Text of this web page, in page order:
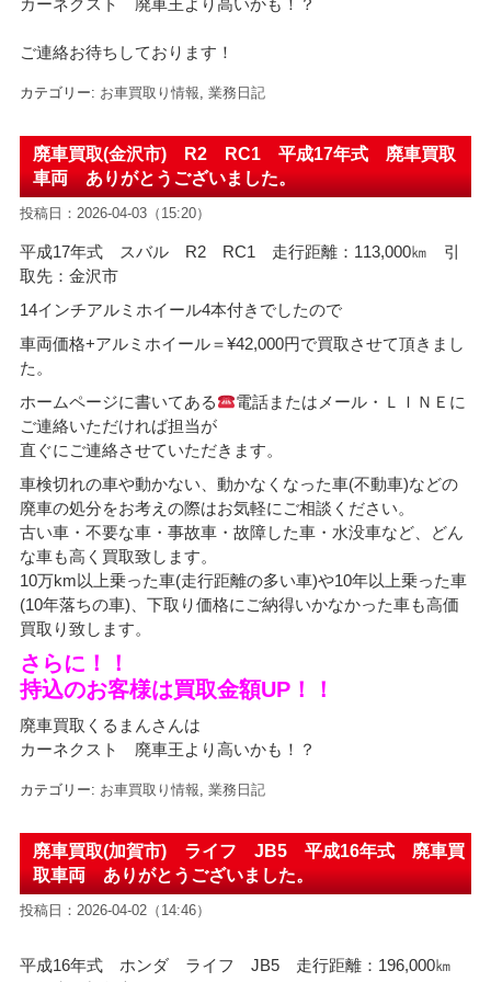
カーネクスト 廃車王より高いかも！？
ご連絡お待ちしております！
カテゴリー: お車買取り情報 業務日記
廃車買取(金沢市) R2 RC1 平成17年式 廃車買取
車両 ありがとうございました。
投稿日：2026-04-03（15:20）
平成17年式 スバル R2 RC1 走行距離：113,000㎞ 引
取先：金沢市
14インチアルミホイール4本付きでしたので
車両価格+アルミホイール＝¥42,000円で買取させて頂きまし
た。
ホームページに書いてある
電話またはメール・ＬＩＮＥに
ご連絡いただければ担当が
直ぐにご連絡させていただきます。
車検切れの車や動かない、動かなくなった車(不動車)などの
廃車の処分をお考えの際はお気軽にご相談ください。
古い車・不要な車・事故車・故障した車・水没車など、どん
な車も高く買取致します。
10万km以上乗った車(走行距離の多い車)や10年以上乗った車
(10年落ちの車)、下取り価格にご納得いかなかった車も高価
買取り致します。
さらに！！
持込のお客様は買取金額UP！！
廃車買取くるまんさんは
カーネクスト 廃車王より高いかも！？
カテゴリー: お車買取り情報 業務日記
廃車買取(加賀市) ライフ JB5 平成16年式 廃車買
取車両 ありがとうございました。
投稿日：2026-04-02（14:46）
平成16年式 ホンダ ライフ JB5 走行距離：196,000㎞